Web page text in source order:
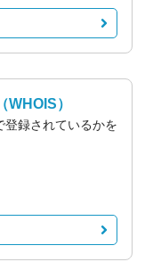
（WHOIS）
登録されているかを